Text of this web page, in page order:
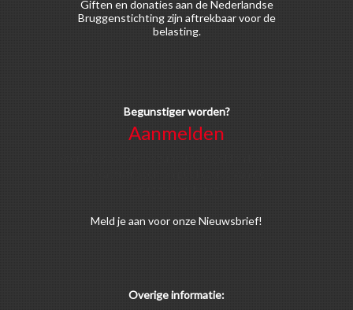
Giften en donaties aan de Nederlandse
Bruggenstichting zijn aftrekbaar voor de
belasting.
Begunstiger worden?
Aanmelden
Meld je aan voor onze Nieuwsbrief!
Overige informatie: